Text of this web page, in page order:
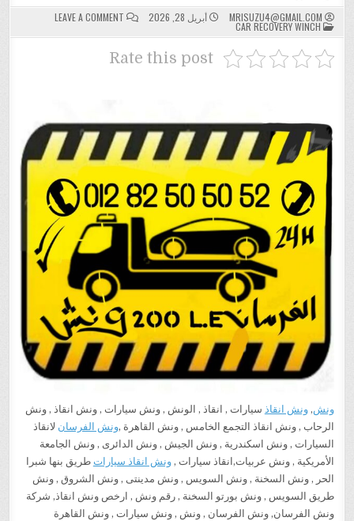
MRISUZU4@GMAIL.COM أبريل 28, 2026 LEAVE A COMMENT
ON
ونش
انقاذ
POSTED
IN
CAR RECOVERY WINCH
Rate this post
ونش,ونش انقاذ سيارات , انقاذ , الونش , ونش سيارات , ونش انقاذ , ونش
الرحاب , ونش انقاذ التجمع الخامس , ونش القاهرة ,ونش الفرسان لانقاذ
السيارات , ونش اسكندرية , ونش الجيش , ونش الدائرى , ونش الجامعة
الأمريكية , ونش عربيات,انقاذ سيارات ,ونش انقاذ سيارات طريق بنها شبرا
الحر , ونش السخنة , ونش السويس , ونش مدينتى , ونش الشروق , ونش
طريق السويس , ونش بورتو السخنة , رقم ونش , ارخص ونش انقاذ, شركة
ونش الفرسان, ونش الفرسان , ونش , ونش سيارات , ونش القاهرة